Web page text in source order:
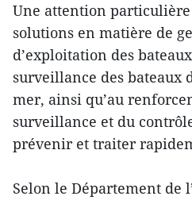
Une attention particulière
solutions en matière de
d’exploitation des
surveillance des bateaux
mer, ainsi qu’au
surveillance et du
prévenir et traiter
Selon le Département de